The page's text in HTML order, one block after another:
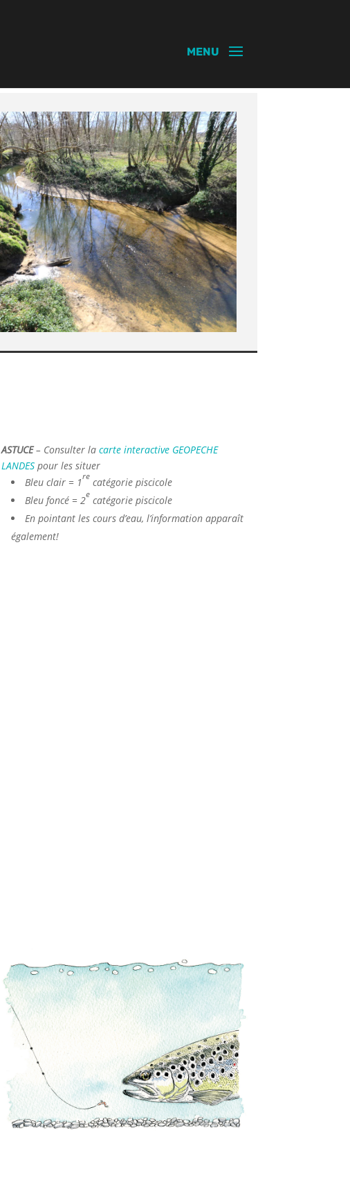
ASTUCE– Consulter la carte interactive GEOPECHE
LANDESpour les situer
Bleu clair = 1re catégorie piscicole
Bleu foncé = 2e catégorie piscicole
En pointant les cours d’eau, l’information apparaît
également!